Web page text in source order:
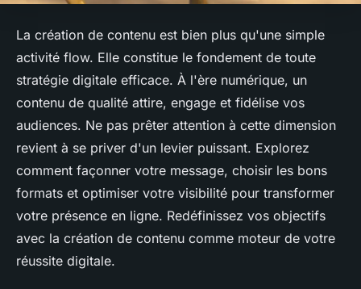
La création de contenu est bien plus qu'une simple
activité flow. Elle constitue le fondement de toute
stratégie digitale efficace. À l'ère numérique, un
contenu de qualité attire, engage et fidélise vos
audiences. Ne pas prêter attention à cette dimension
revient à se priver d'un levier puissant. Explorez
comment façonner votre message, choisir les bons
formats et optimiser votre visibilité pour transformer
votre présence en ligne. Redéfinissez vos objectifs
avec la création de contenu comme moteur de votre
réussite digitale.